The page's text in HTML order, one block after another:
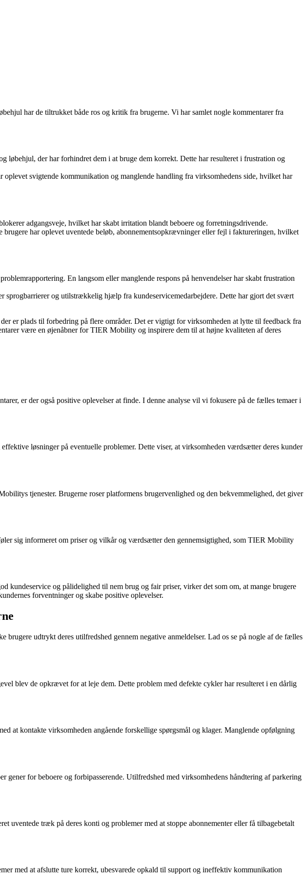
har de tiltrukket både ros og kritik fra brugerne. Vi har samlet nogle kommentarer fra
løbehjul, der har forhindret dem i at bruge dem korrekt. Dette har resulteret i frustration og
svigtende kommunikation og manglende handling fra virksomhedens side, hvilket har
adgangsveje, hvilket har skabt irritation blandt beboere og forretningsdrivende.
har oplevet uventede beløb, abonnementsopkrævninger eller fejl i faktureringen, hvilket
En langsom eller manglende respons på henvendelser har skabt frustration
og utilstrækkelig hjælp fra kundeservicemedarbejdere. Dette har gjort det svært
er plads til forbedring på flere områder. Det er vigtigt for virksomheden at lytte til feedback fra
være en øjenåbner for TIER Mobility og inspirere dem til at højne kvaliteten af deres
er der også positive oplevelser at finde. I denne analyse vil vi fokusere på de fælles temaer i
løsninger på eventuelle problemer. Dette viser, at virksomheden værdsætter deres kunder
tjenester. Brugerne roser platformens brugervenlighed og den bekvemmelighed, det giver
sig informeret om priser og vilkår og værdsætter den gennemsigtighed, som TIER Mobility
kundeservice og pålidelighed til nem brug og fair priser, virker det som om, at mange brugere
forventninger og skabe positive oplevelser.
udtrykt deres utilfredshed gennem negative anmeldelser. Lad os se på nogle af de fælles
blev de opkrævet for at leje dem. Dette problem med defekte cykler har resulteret i en dårlig
at kontakte virksomheden angående forskellige spørgsmål og klager. Manglende opfølgning
for beboere og forbipasserende. Utilfredshed med virksomhedens håndtering af parkering
uventede træk på deres konti og problemer med at stoppe abonnementer eller få tilbagebetalt
med at afslutte ture korrekt, ubesvarede opkald til support og ineffektiv kommunikation